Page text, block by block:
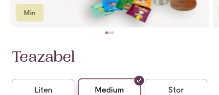
Min
Teazabel
Liten
Medium
Stor